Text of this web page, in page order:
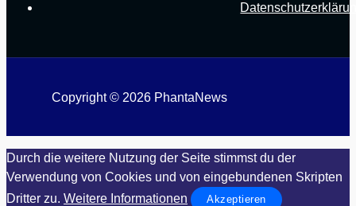
Copyright © 2026 PhantaNews
Durch die weitere Nutzung der Seite stimmst du der
Verwendung von Cookies und von eingebundenen Skripten
Dritter zu. Weitere Informationen Akzeptieren